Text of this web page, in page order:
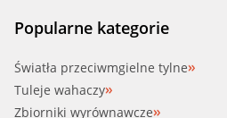
MAG (600000045340)
MDR (MWP-4597)
METELLI (24-0920)
Popularne kategorie
Światła przeciwmgielne tylne
Tuleje wahaczy
Zbiorniki wyrównawcze